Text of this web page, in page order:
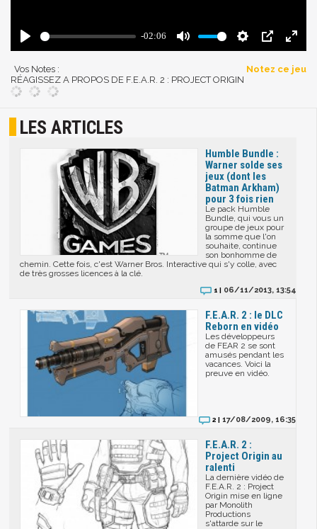
Vos Notes :
Notez ce jeu
RÉAGISSEZ A PROPOS DE F.E.A.R. 2 : PROJECT ORIGIN
LES ARTICLES
Humble Bundle :
Warner solde ses
jeux (dont les
Batman Arkham)
pour 3 fois rien
Le pack Humble
Bundle, qui vous un
groupe de jeux pour
la somme que l'on
souhaite, continue
son bonhomme de
chemin. Cette fois, c'est Warner Bros. Interactive qui s'y colle, avec
de très grosses licences à la clé.
1 | 06/11/2013, 13:54
F.E.A.R. 2 : le DLC
Reborn en vidéo
Les développeurs
de FEAR 2 se sont
amusés pendant les
vacances. Voici la
preuve en vidéo.
2 | 17/08/2009, 16:35
F.E.A.R. 2 :
Project Origin au
ralenti
La dernière vidéo de
F.E.A.R. 2 : Project
Origin mise en ligne
par Monolith
Productions
s'attarde sur le